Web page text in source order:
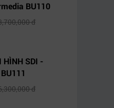
BU110
đ
HÌNH SDI -
đ